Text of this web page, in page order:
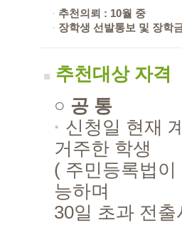
· 추천의뢰 : 10월 중
· 장학생 선발통보 및 장학
■ 추천대상 자격
○ 공 통
· 신청일 현재
거주한 학생
( 주민등록법
능하며
30일 초과 전